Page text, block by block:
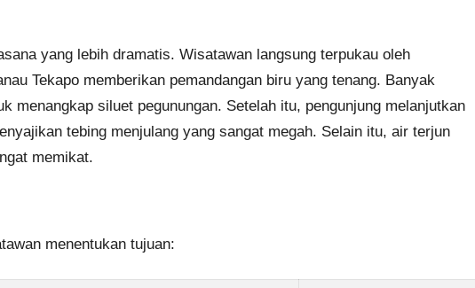
yang lebih dramatis. Wisatawan langsung terpukau oleh
Tekapo memberikan pemandangan biru yang tenang. Banyak
menangkap siluet pegunungan. Setelah itu, pengunjung melanjutkan
tebing menjulang yang sangat megah. Selain itu, air terjun
memikat.
menentukan tujuan: